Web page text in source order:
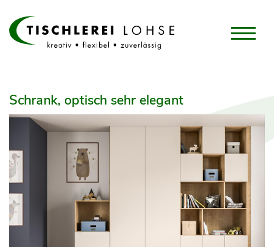
Schrank, optisch sehr elegant